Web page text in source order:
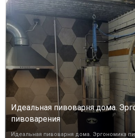
Идеальная пивоварня дома.
пивоварения
Идеальная пивоварня дома. Эргономика